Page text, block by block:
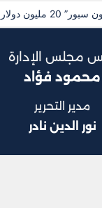
المسجلة دون علم
مجلس الإدارة
محمود فؤاد
مدير التحرير
نور الدين نادر